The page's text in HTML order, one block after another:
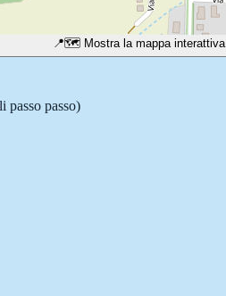
📍🗺️ Mostra la mappa interattiva
passo passo)